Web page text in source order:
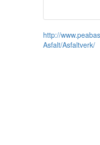
http://
Asfalt/Asfaltverk/